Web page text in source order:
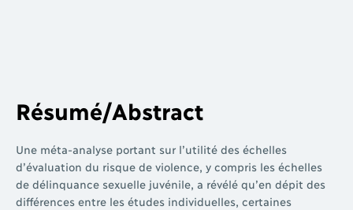
Résumé/Abstract
Une méta-analyse portant sur l’utilité des échelles
d’évaluation du risque de violence, y compris les échelles
de délinquance sexuelle juvénile, a révélé qu’en dépit des
différences entre les études individuelles, certaines